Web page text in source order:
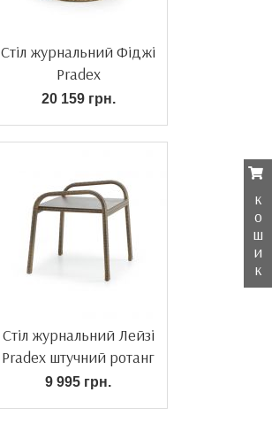
Стіл журнальний Фіджі
Pradex
20 159 грн.
Стіл журнальний Лейзі
Pradex штучний ротанг
9 995 грн.
к
о
ш
и
к